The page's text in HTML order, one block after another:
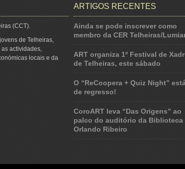
(CCT).
de Telheiras,
actividades,
locais e da
ARTIGOS RECENTES
Ainda se pode inscrever como
membro da CER Telheiras/
ART organiza 1º Festival de
de Telheiras, este sábado
O “ReCoopera + Quiz Night”
de regresso!
CoroART leva “Das Origens” ao
palco do auditório da Biblioteca
Orlando Ribeiro